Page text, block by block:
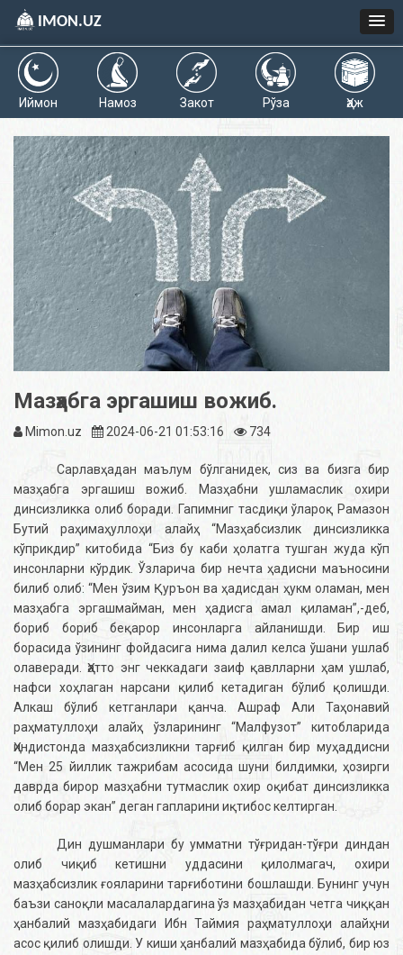
IMON.UZ
Иймон Намоз Закот Рўза Ҳаж
Мазҳабга эргашиш вожиб.
Mimon.uz 2024-06-21 01:53:16 734
Сарлавҳадан маълум бўлганидек, сиз ва бизга бир
мазҳабга эргашиш вожиб. Мазҳабни ушламаслик охири
динсизликка олиб боради. Гапимниг тасдиқи ўлароқ Рамазон
Бутий раҳимаҳуллоҳи алайҳ “Мазҳабсизлик динсизликка
кўприкдир” китобида “Биз бу каби ҳолатга тушган жуда кўп
инсонларни кўрдик. Ўзларича бир нечта ҳадисни маъносини
билиб олиб: “Мен ўзим Қуръон ва ҳадисдан ҳукм оламан, мен
мазҳабга эргашмайман, мен ҳадисга амал қиламан”,-деб,
бориб бориб беқарор инсонларга айланишди. Бир иш
борасида ўзининг фойдасига нима далил келса ўшани ушлаб
олаверади. Ҳатто энг чеккадаги заиф қавлларни ҳам ушлаб,
нафси хоҳлаган нарсани қилиб кетадиган бўлиб қолишди.
Алкаш бўлиб кетганлари қанча. Ашраф Али Таҳонавий
раҳматуллоҳи алайҳ ўзларининг “Малфузот” китобларида
Ҳиндистонда мазҳабсизликни тарғиб қилган бир муҳаддисни
“Мен 25 йиллик тажрибам асосида шуни билдимки, ҳозирги
даврда бирор мазҳабни тутмаслик охир оқибат динсизликка
олиб борар экан” деган гапларини иқтибос келтирган.
Дин душманлари бу умматни тўғридан-тўғри диндан
олиб чиқиб кетишни уддасини қилолмагач, охири
мазҳабсизлик ғояларини тарғиботини бошлашди. Бунинг учун
баъзи саноқли масалалардагина ўз мазҳабидан четга чиққан
ҳанбалий мазҳабидаги Ибн Таймия раҳматуллоҳи алайҳни
асос қилиб олишди. У киши ҳанбалий мазҳабида бўлиб, бир юз